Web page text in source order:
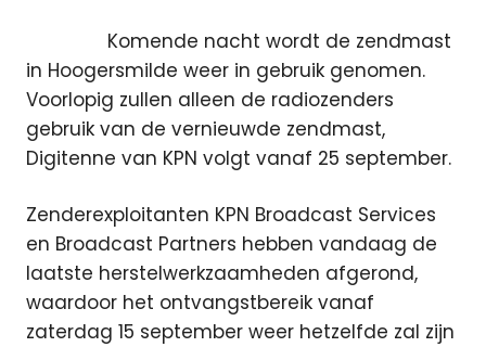
Komende nacht wordt de zendmast
in Hoogersmilde weer in gebruik genomen.
Voorlopig zullen alleen de radiozenders
gebruik van de vernieuwde zendmast,
Digitenne van KPN volgt vanaf 25 september.
Zenderexploitanten KPN Broadcast Services
en Broadcast Partners hebben vandaag de
laatste herstelwerkzaamheden afgerond,
waardoor het ontvangstbereik vanaf
zaterdag 15 september weer hetzelfde zal zijn